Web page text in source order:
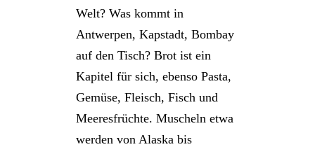
Welt? Was kommt in
Antwerpen, Kapstadt, Bombay
auf den Tisch? Brot ist ein
Kapitel für sich, ebenso Pasta,
Gemüse, Fleisch, Fisch und
Meeresfrüchte. Muscheln etwa
werden von Alaska bis